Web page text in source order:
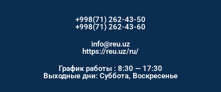
+998(71) 262-43-50
+998(71) 262-43-60
info@reu.uz
https://reu.uz/ru/
График работы : 8:30 — 17:30
Выходные дни: Суббота, Воскресенье